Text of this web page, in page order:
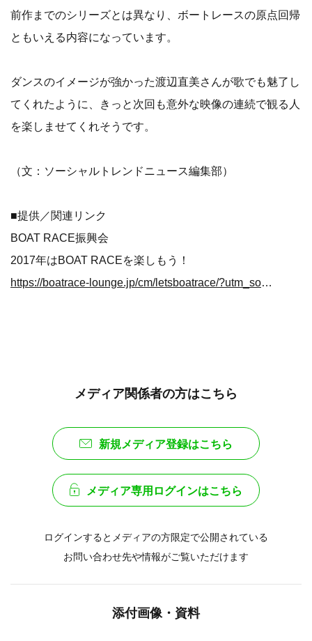
前作までのシリーズとは異なり、ボートレースの原点回帰
ともいえる内容になっています。
ダンスのイメージが強かった渡辺直美さんが歌でも魅了し
てくれたように、きっと次回も意外な映像の連続で観る人
を楽しませてくれそうです。
（文：ソーシャルトレンドニュース編集部）
■提供／関連リンク
BOAT RACE振興会
2017年はBOAT RACEを楽しもう！
https://boatrace-lounge.jp/cm/letsboatrace/?utm_source=stn&utm_campaign=lounge2017&utm_medium=tieup
メディア関係者の方はこちら
新規メディア登録はこちら
メディア専用ログインはこちら
ログインするとメディアの方限定で公開されている
お問い合わせ先や情報がご覧いただけます
添付画像・資料